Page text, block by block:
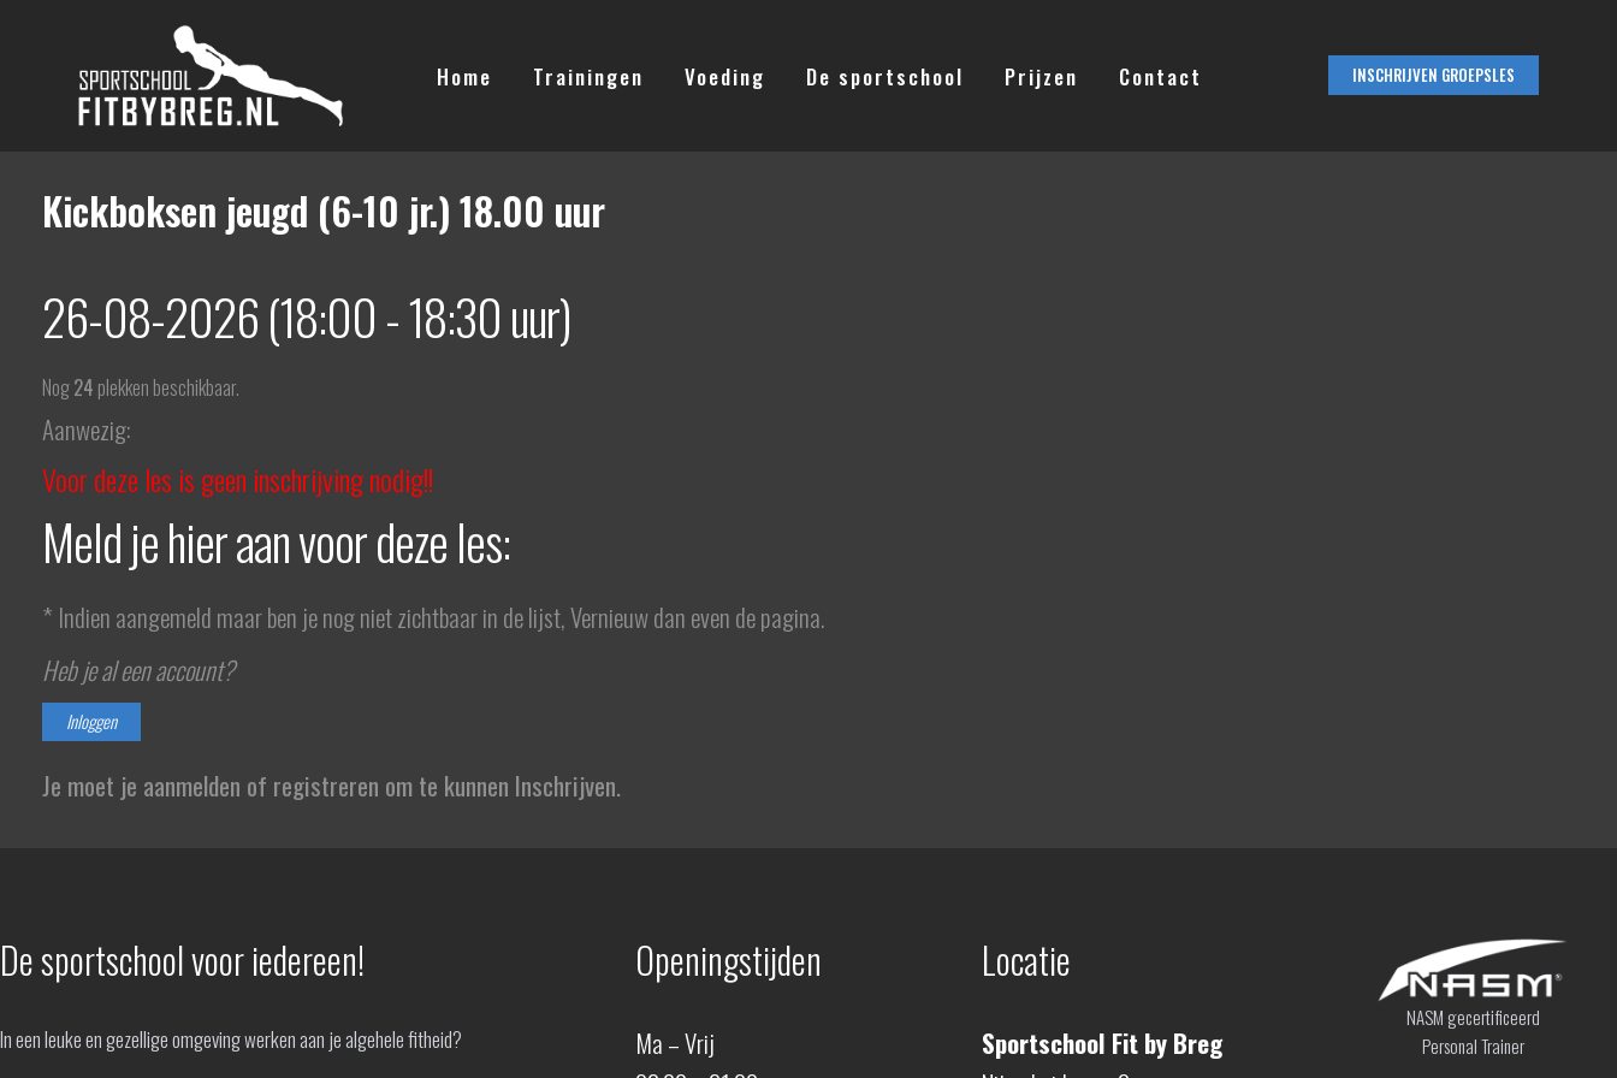
Home Trainingen Voeding De sportschool Prijzen Contact INSCHRIJVEN GROEPSLES
Kickboksen jeugd (6-10 jr.) 18.00 uur
26-08-2026 (18:00 - 18:30 uur)
Nog24 plekken beschikbaar.
Aanwezig:
Voor deze les is geen inschrijving nodig!!
Meld je hier aan voor deze les:
* Indien aangemeld maar ben je nog niet zichtbaar in de lijst, Vernieuw dan even de pagina.
Heb je al een account?
Inloggen
Je moet je aanmelden of registreren om te kunnen Inschrijven.
De sportschool voor iedereen!
In een leuke en gezellige omgeving werken aan je algehele fitheid?
Openingstijden
Ma – Vrij
Locatie
Sportschool Fit by Breg
NASM gecertificeerd
Personal Trainer